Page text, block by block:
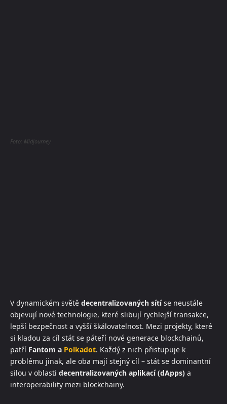
Foto: Midjourney
V dynamickém světě decentralizovaných sítíse neustále
objevují nové technologie, které slibují rychlejší transakce,
lepší bezpečnost a vyšší škálovatelnost. Mezi projekty, které
si kladou za cíl stát se páteří nové generace blockchainů,
patří Fantom a Polkadot. Každý z nich přistupuje k
problému jinak, ale oba mají stejný cíl – stát se dominantní
silou v oblasti decentralizovaných aplikací (dApps) a
interoperability mezi blockchainy.